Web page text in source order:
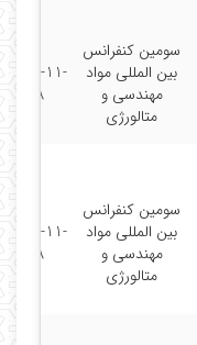
سومین کنفرانس
بین المللی مواد
مهندسی و
متالورژی
2014-11-
18
سومین کنفرانس
بین المللی مواد
مهندسی و
متالورژی
2014-11-
18